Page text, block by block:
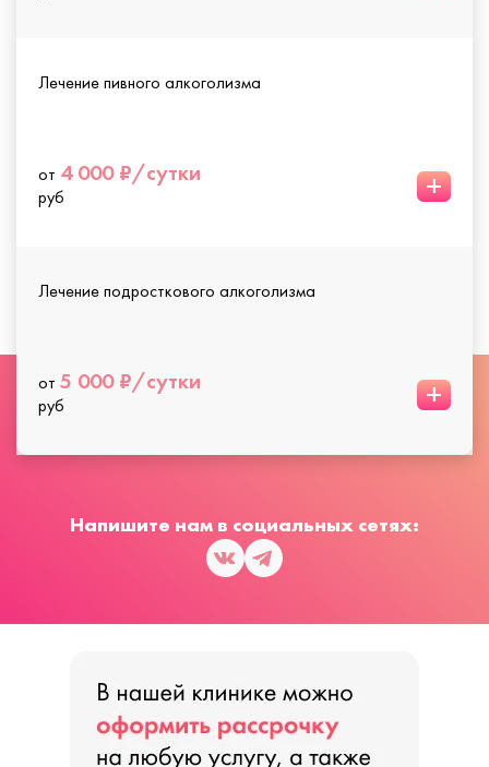
Лечение пивного алкоголизма
от 4 000 ₽/сутки
руб +
Лечение подросткового алкоголизма
от 5 000 ₽/сутки
руб +
Напишите нам в социальных сетях: